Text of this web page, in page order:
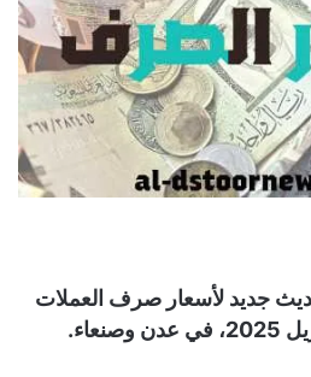
جديد لأسعار صرف العملات